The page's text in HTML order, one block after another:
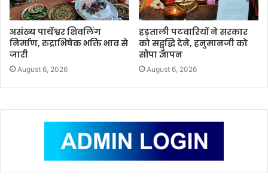
असंख्य पार्थेश्वर शिवलिंग
निर्माण, रुद्राभिषेक भक्ति भाव से
जारी
August 6, 2026
हड़ताली पटवारियों ने सरकार
को सद्बुद्धि देने, हनुमानजी को
सौंपा ज्ञापन
August 6, 2026